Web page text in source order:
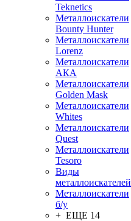
Teknetics
Металлоискатели
Bounty Hunter
Металлоискатели
Lorenz
Металлоискатели
АКА
Металлоискатели
Golden Mask
Металлоискатели
Whites
Металлоискатели
Quest
Металлоискатели
Tesoro
Виды
металлоискателей
Металлоискатели
б/у
+ ЕЩЕ 14